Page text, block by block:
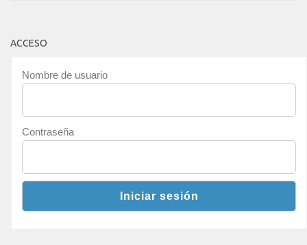
ACCESO
Nombre de usuario
Contraseña